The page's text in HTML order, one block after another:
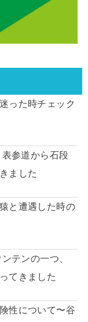
った時チェック
表参道から石段
ました
と遭遇した時の
テンの一つ、
てきました
性について〜谷